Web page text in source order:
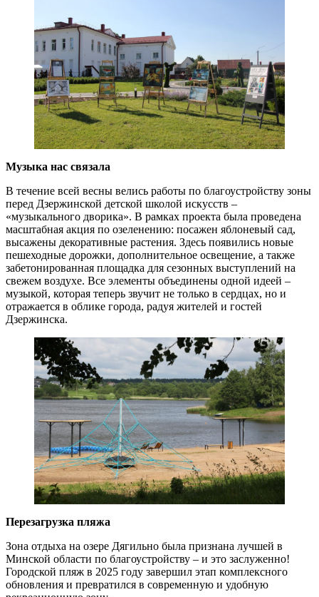
Музыка нас связала
В течение всей весны велись работы по благоустройству зоны
перед Дзержинской детской школой искусств –
«музыкального дворика». В рамках проекта была проведена
масштабная акция по озеленению: посажен яблоневый сад,
высажены декоративные растения. Здесь появились новые
пешеходные дорожки, дополнительное освещение, а также
забетонированная площадка для сезонных выступлений на
свежем воздухе. Все элементы объединены одной идеей –
музыкой, которая теперь звучит не только в сердцах, но и
отражается в облике города, радуя жителей и гостей
Дзержинска.
Перезагрузка пляжа
Зона отдыха на озере Дягильно была признана лучшей в
Минской области по благоустройству – и это заслуженно!
Городской пляж в 2025 году завершил этап комплексного
обновления и превратился в современную и удобную